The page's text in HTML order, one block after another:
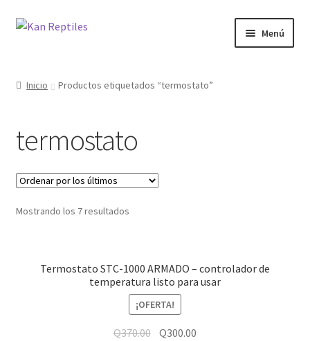
Ir
Ir
Menú
Blog
Inicio Productos etiquetados “termostato”
termostato
Mostrando los 7 resultados
Termostato STC-1000 ARMADO – controlador de
temperatura listo para usar
¡OFERTA!
Q370.00 Q300.00